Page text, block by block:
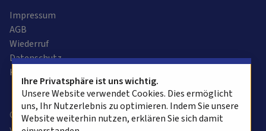
Impressum
AGB
Wiederruf
Datenschutz
Kontaktformular
Copyright © 2025 alvasys automation ag. Alle Rechte
Ihre Privatsphäre ist uns wichtig.
Unsere Website verwendet Cookies. Dies ermöglicht
uns, Ihr Nutzerlebnis zu optimieren. Indem Sie unsere
Website weiterhin nutzen, erklären Sie sich damit